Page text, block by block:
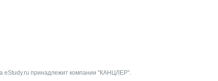
eStudy.ru принадлежит компании "КАНЦЛЕР".